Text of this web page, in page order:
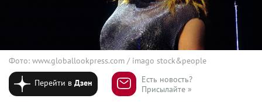
Фото: www.globallookpress.com / imago stock&people
Перейти вДзен
Есть новость?
Присылайте »